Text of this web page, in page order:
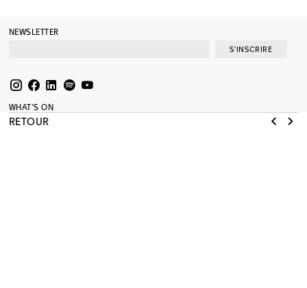
RETOUR
NEWSLETTER
S'INSCRIRE
WHAT’S ON
EXPOSITIONS
COLLECTION